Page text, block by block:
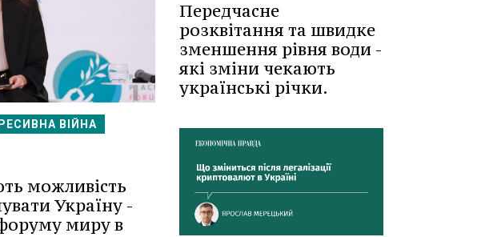
ВІЙНА
можливість
Україну -
миру в
Передчасне
розквітання та швидке
зменшення рівня води -
які зміни чекають
українські річки.